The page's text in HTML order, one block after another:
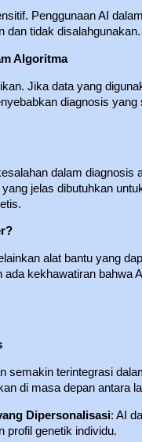
Penggunaan AI
dan tidak disalahgunakan.
Algoritma
Jika data yang
diagnosis yang
dalam diagnosis
jelas dibutuhkan
alat bantu yang
kekhawatiran bahwa
semakin terintegrasi
di masa depan antara
Dipersonalisasi: AI
profil genetik individu.